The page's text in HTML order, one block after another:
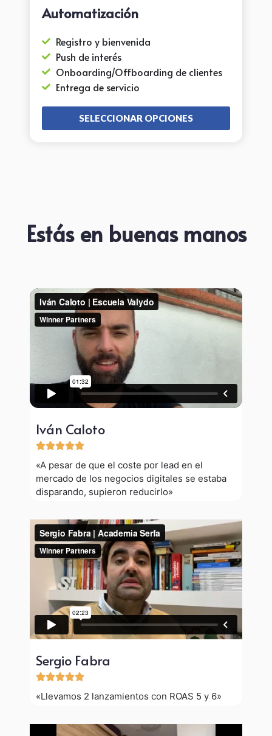
Automatización
Registro y bienvenida
Push de interés
Onboarding/Offboarding de clientes
Entrega de servicio
SELECCIONAR OPCIONES
Estás en buenas manos
Iván Caloto

«A pesar de que el coste por lead en el
mercado de los negocios digitales se estaba
disparando, supieron reducirlo»
Sergio Fabra

«Llevamos 2 lanzamientos con ROAS 5 y 6»